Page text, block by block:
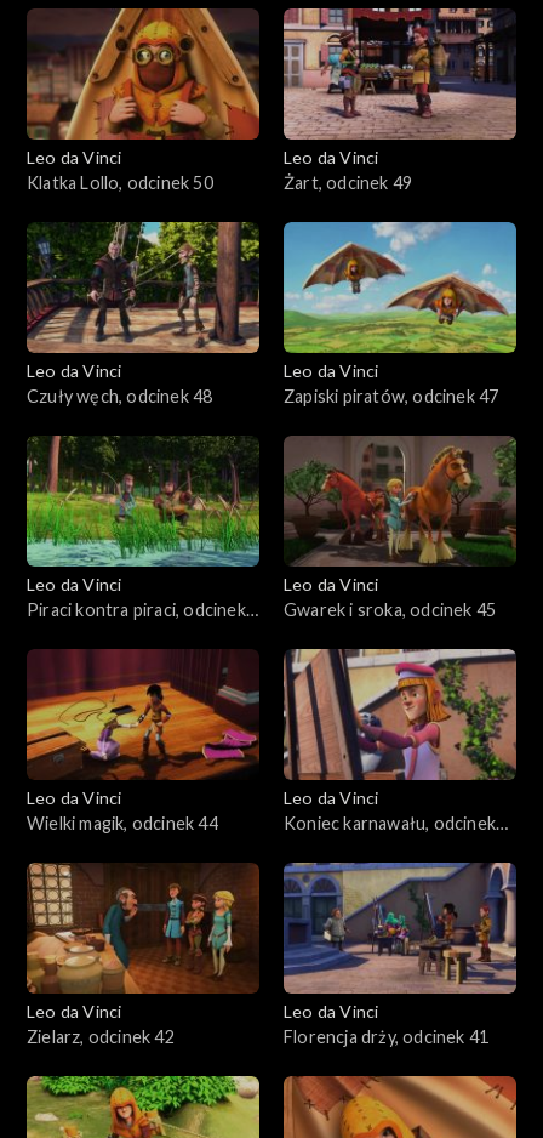
Leo da Vinci
Klatka Lollo, odcinek 50
Leo da Vinci
Żart, odcinek 49
Leo da Vinci
Czuły węch, odcinek 48
Leo da Vinci
Zapiski piratów, odcinek 47
Leo da Vinci
Piraci kontra piraci, odcinek
Leo da Vinci
Gwarek i sroka, odcinek 45
Leo da Vinci
Wielki magik, odcinek 44
Leo da Vinci
Koniec karnawału, odcinek
Leo da Vinci
Zielarz, odcinek 42
Leo da Vinci
Florencja drży, odcinek 41